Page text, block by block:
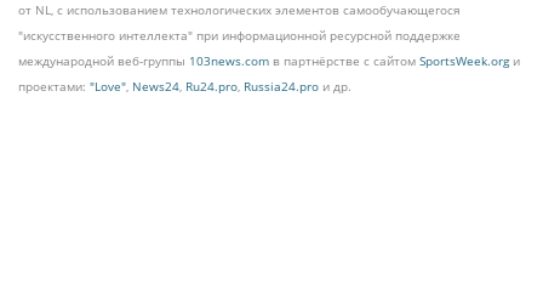
от NL, с использованием технологических элементов самообучающегося
"искусственного интеллекта" при информационной ресурсной поддержке
международной веб-группы 103news.com в партнёрстве с сайтом SportsWeek.orgи
проектами: "Love", News24, Ru24.pro, Russia24.pro и др.